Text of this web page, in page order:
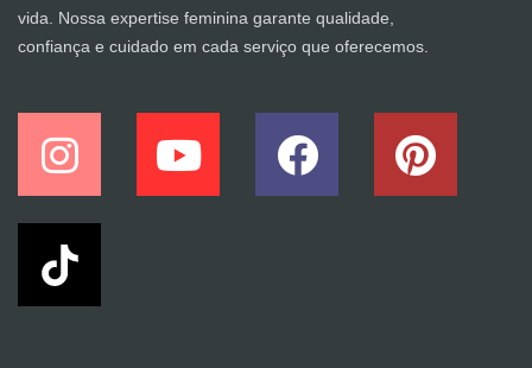
vida. Nossa expertise feminina garante qualidade,
confiança e cuidado em cada serviço que oferecemos.
I
n
s
t
a
Y
o
F
a
P
i